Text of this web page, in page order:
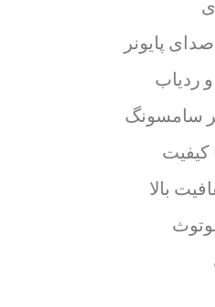
بالا